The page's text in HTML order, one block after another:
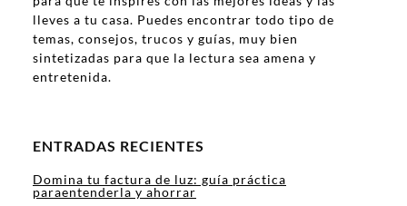
lleves a tu casa. Puedes encontrar todo tipo de
temas, consejos, trucos y guías, muy bien
sintetizadas para que la lectura sea amena y
entretenida.
ENTRADAS RECIENTES
Domina tu factura de luz: guía práctica
paraentenderla y ahorrar